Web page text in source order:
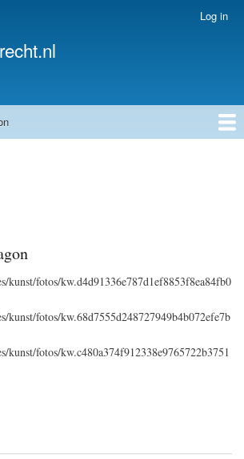
Log in
kunst/fotos/kw.d4d91336e787d1ef8853f8ea84fb0
kunst/fotos/kw.68d7555d248727949b4b072efe7b
kunst/fotos/kw.c480a374f912338e9765722b3751